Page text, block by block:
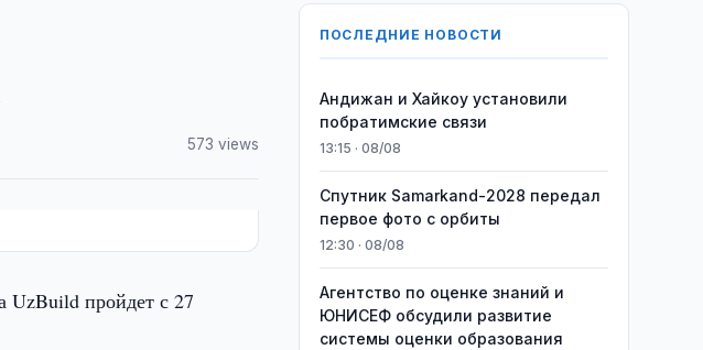
573 views
UzBuild пройдет с 27
ПОСЛЕДНИЕ НОВОСТИ
Андижан и Хайкоу установили
побратимские связи
13:15 · 08/08
Спутник Samarkand-2028 передал
первое фото с орбиты
12:30 · 08/08
Агентство по оценке знаний и
ЮНИСЕФ обсудили развитие
системы оценки образования